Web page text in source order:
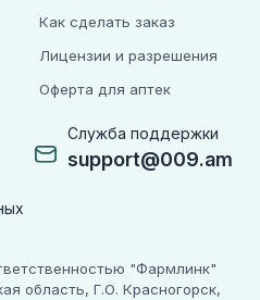
Служба поддержки
support@009.am
Как сделать заказ
Лицензии и разрешения
Оферта для аптек
"Фармлинк"
область, Г.О. Красногорск,